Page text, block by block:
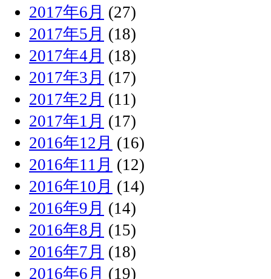
2017年6月 (27)
2017年5月 (18)
2017年4月 (18)
2017年3月 (17)
2017年2月 (11)
2017年1月 (17)
2016年12月 (16)
2016年11月 (12)
2016年10月 (14)
2016年9月 (14)
2016年8月 (15)
2016年7月 (18)
2016年6月 (19)